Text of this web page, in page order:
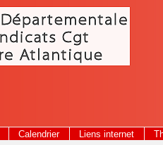
Calendrier Liens internet